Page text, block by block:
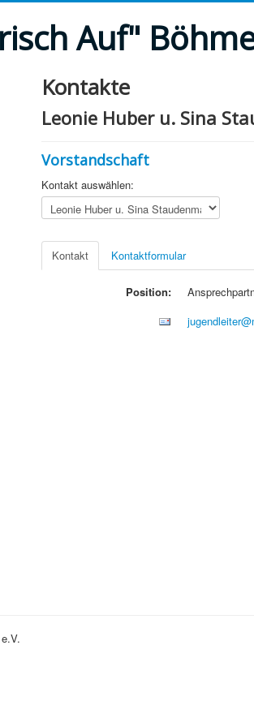
Auf"
Kontakte
Leonie Huber u. Sina
Vorstandschaft
Kontakt auswählen:
Kontakt Kontaktformular
Position: